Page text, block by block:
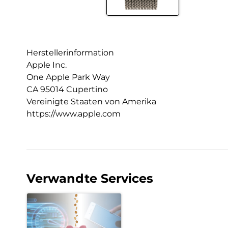
Herstellerinformation
Apple Inc.
One Apple Park Way
CA 95014 Cupertino
Vereinigte Staaten von Amerika
https://www.apple.com
Verwandte Services